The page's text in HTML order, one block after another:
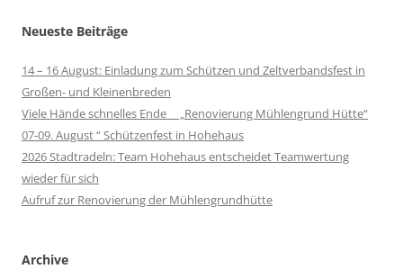
Neueste Beiträge
14 – 16 August: Einladung zum Schützen und Zeltverbandsfest in
Großen- und Kleinenbreden
Viele Hände schnelles Ende „Renovierung Mühlengrund Hütte“
07-09. August “ Schützenfest in Hohehaus
2026 Stadtradeln: Team Hohehaus entscheidet Teamwertung
wieder für sich
Aufruf zur Renovierung der Mühlengrundhütte
Archive